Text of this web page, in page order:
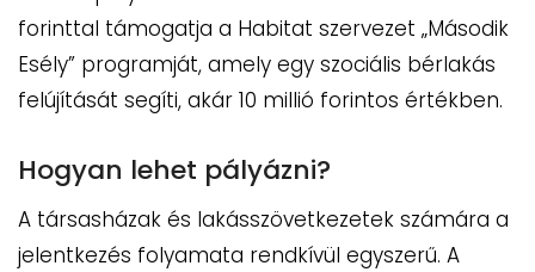
forinttal támogatja a Habitat szervezet „Második
Esély” programját, amely egy szociális bérlakás
felújítását segíti, akár 10 millió forintos értékben.
Hogyan lehet pályázni?
A társasházak és lakásszövetkezetek számára a
jelentkezés folyamata rendkívül egyszerű. A